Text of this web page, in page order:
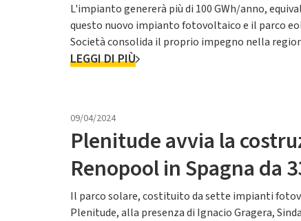
L'impianto genererà più di 100 GWh/anno,
questo nuovo impianto fotovoltaico e il parco
Società consolida il proprio impegno nella
Torrejoncillo del Rey (...
LEGGI DI PIÙ
09/04/2024
Plenitude avvia la
Renopool in Spagna da
realizzato dalla Società
Il parco solare, costituito da sette impianti
Plenitude, alla presenza di Ignacio Gragera,